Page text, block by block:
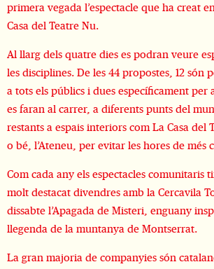
primera vegada l’espectacle que ha creat
Casa del Teatre Nu.
Al llarg dels quatre dies es podran veure
les disciplines. De les 44 propostes, 12 són
a tots els públics i dues específicament per
es faran al carrer, a diferents punts del
restants a espais interiors com La Casa del
o bé, l’Ateneu, per evitar les hores de més
Com cada any els espectacles comunitaris
molt destacat divendres amb la Cercavila
dissabte l’Apagada de Misteri, enguany
llegenda de la muntanya de Montserrat.
La gran majoria de companyies són